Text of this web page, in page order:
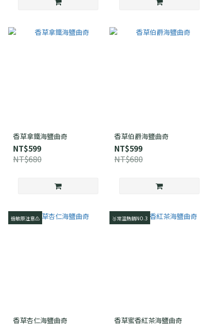
香草拿鐵海鹽曲奇
NT$599
NT$680
香草伯爵海鹽曲奇
NT$599
NT$680
過敏原注意⚠️
香草杏仁海鹽曲奇
🥉常溫熱銷NO.3
香草蜜香紅茶海鹽曲奇